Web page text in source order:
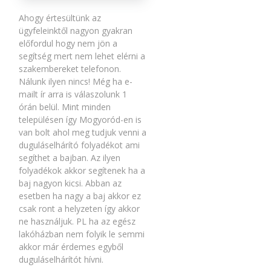
Ahogy értesültünk az
ügyfeleinktől nagyon gyakran
előfordul hogy nem jön a
segítség mert nem lehet elérni a
szakembereket telefonon.
Nálunk ilyen nincs! Még ha e-
mailt ír arra is válaszolunk 1
órán belül. Mint minden
településen így Mogyoród-en is
van bolt ahol meg tudjuk venni a
duguláselhárító folyadékot ami
segíthet a bajban. Az ilyen
folyadékok akkor segítenek ha a
baj nagyon kicsi. Abban az
esetben ha nagy a baj akkor ez
csak ront a helyzeten így akkor
ne használjuk. PL ha az egész
lakóházban nem folyik le semmi
akkor már érdemes egyből
duguláselhárítót hívni.